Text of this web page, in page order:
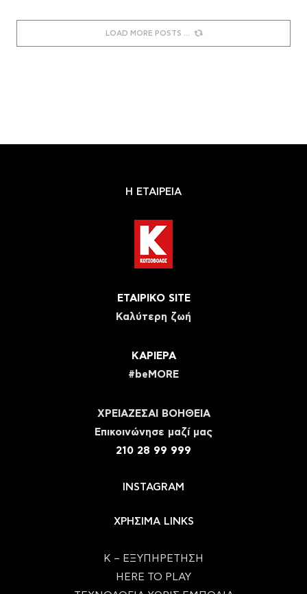
LOAD MORE POSTS
Η ΕΤΑΙΡΕΙΑ
ΕΤΑΙΡΙΚΟ SITE
Καλύτερη ζωή
ΚΑΡΙΕΡΑ
#beMORE
ΧΡΕΙΑΖΕΣΑΙ ΒΟΗΘΕΙΑ
Eπικοινώνησε μαζί μας
210 28 99 999
INSTAGRAM
ΧΡΗΣΙΜΑ LINKS
Κ – ΕΞΥΠΗΡΕΤΗΣΗ
HERE TO PLAY